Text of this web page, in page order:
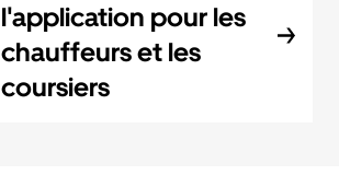
l'application pour les
chauffeurs et les
coursiers